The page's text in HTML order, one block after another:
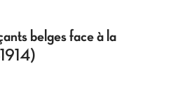
belges face à la